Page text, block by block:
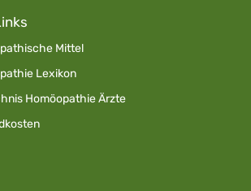
Mittel
Lexikon
Homöopathie Ärzte